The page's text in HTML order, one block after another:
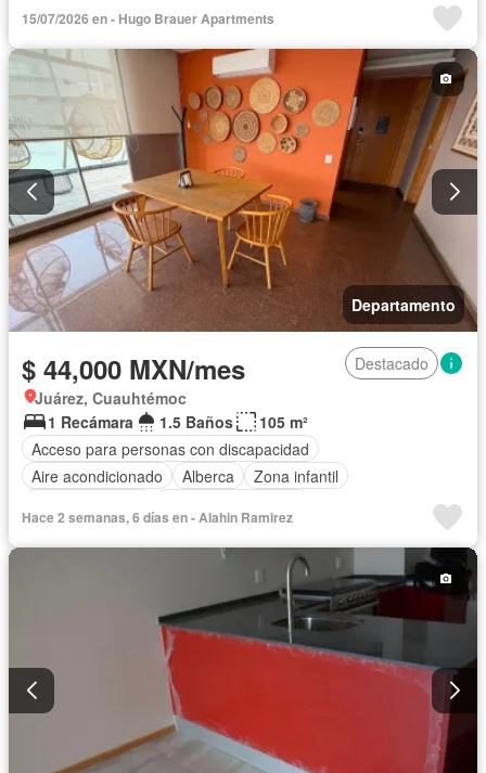
Recámara con closet
Azotea Seguridad
Completamente amueblado
15/07/2026 en - Hugo Brauer Apartments
Departamento
$ 44,000 MXN/mes
Destacado
Juárez, Cuauhtémoc
1 Recámara
1.5 Baños
105 m²
Acceso para personas con discapacidad
Aire acondicionado
Alberca
Zona infantil
Circuito cerrado de televisión
Cocina equipada
Cuarto de servicio
Elevador
Gimnasio
Jacuzzi
Despacho
Recámara con closet
Sauna Seguridad
Terraza
Vista panorámica
Permite mascotas
Completamente amueblado
Hace 2 semanas, 6 días en - Alahin Ramirez